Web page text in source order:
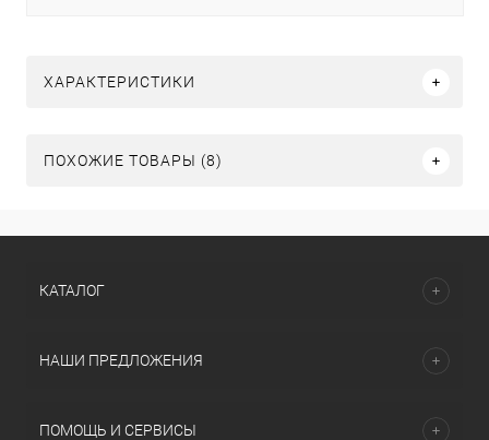
ХАРАКТЕРИСТИКИ
ПОХОЖИЕ ТОВАРЫ (8)
КАТАЛОГ
НАШИ ПРЕДЛОЖЕНИЯ
ПОМОЩЬ И СЕРВИСЫ